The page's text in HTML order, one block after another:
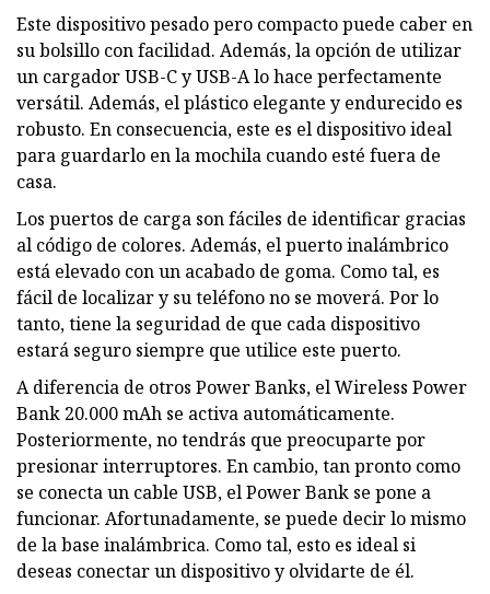
Este dispositivo pesado pero compacto puede caber en
su bolsillo con facilidad. Además, la opción de utilizar
un cargador USB-C y USB-A lo hace perfectamente
versátil. Además, el plástico elegante y endurecido es
robusto. En consecuencia, este es el dispositivo ideal
para guardarlo en la mochila cuando esté fuera de
casa.
Los puertos de carga son fáciles de identificar gracias
al código de colores. Además, el puerto inalámbrico
está elevado con un acabado de goma. Como tal, es
fácil de localizar y su teléfono no se moverá. Por lo
tanto, tiene la seguridad de que cada dispositivo
estará seguro siempre que utilice este puerto.
A diferencia de otros Power Banks, el Wireless Power
Bank 20.000 mAh se activa automáticamente.
Posteriormente, no tendrás que preocuparte por
presionar interruptores. En cambio, tan pronto como
se conecta un cable USB, el Power Bank se pone a
funcionar. Afortunadamente, se puede decir lo mismo
de la base inalámbrica. Como tal, esto es ideal si
deseas conectar un dispositivo y olvidarte de él.